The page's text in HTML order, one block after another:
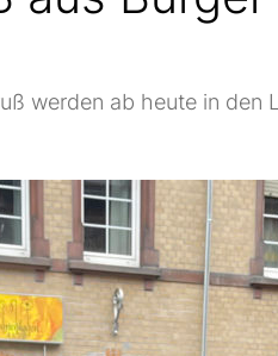
werden ab heute in den